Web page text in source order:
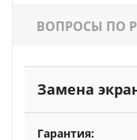
ВОПРОСЫ ПО
Замена